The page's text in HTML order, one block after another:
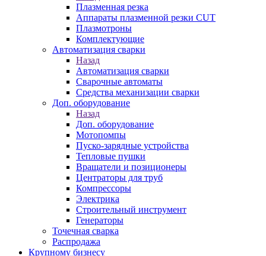
Плазменная резка
Аппараты плазменной резки CUT
Плазмотроны
Комплектующие
Автоматизация сварки
Назад
Автоматизация сварки
Сварочные автоматы
Средства механизации сварки
Доп. оборудование
Назад
Доп. оборудование
Мотопомпы
Пуско-зарядные устройства
Тепловые пушки
Вращатели и позиционеры
Центраторы для труб
Компрессоры
Электрика
Строительный инструмент
Генераторы
Точечная сварка
Распродажа
Крупному бизнесу